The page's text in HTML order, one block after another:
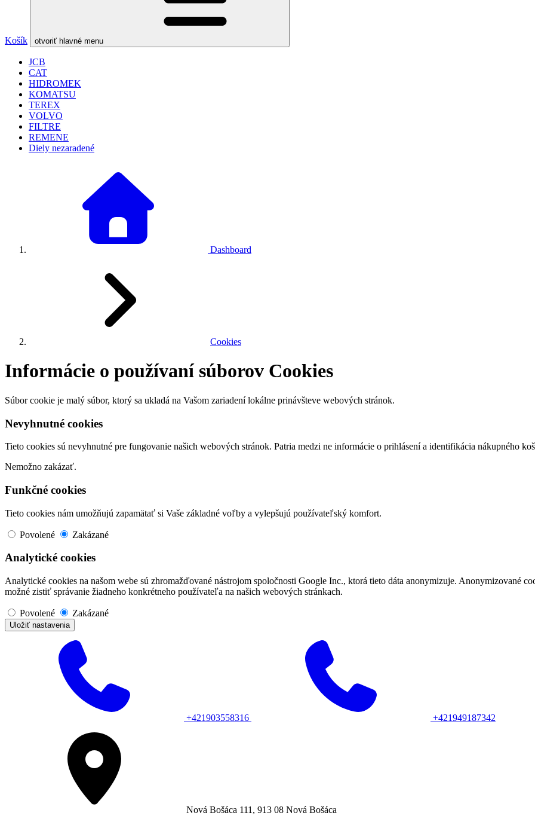
Košík otvoriť hlavné menu
JCB
CAT
HIDROMEK
KOMATSU
TEREX
VOLVO
FILTRE
REMENE
Diely nezaradené
Dashboard
Cookies
Informácie o používaní súborov Cookies
Súbor cookie je malý súbor, ktorý sa ukladá na Vašom zariadení lokálne prinávšteve webových stránok.
Nevyhnutné cookies
Tieto cookies sú nevyhnutné pre fungovanie našich webových stránok. Patria medzi ne informácie o prihlásení a identifikácia nákupného
Nemožno zakázať.
Funkčné cookies
Tieto cookies nám umožňujú zapamätať si Vaše základné voľby a vylepšujú používateľský komfort.
Povolené Zakázané
Analytické cookies
Analytické cookies na našom webe sú zhromažďované nástrojom spoločnosti Google Inc., ktorá tieto dáta anonymizuje. Anonymizované
možné zistiť správanie žiadneho konkrétneho používateľa na našich webových stránkach.
Povolené Zakázané
Uložiť nastavenia
+421903558316 +421949187342
Nová Bošáca 111, 913 08 Nová Bošáca